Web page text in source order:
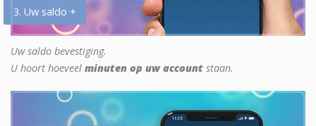
3. Uw saldo +
Uw saldo bevestiging.
U hoort hoeveel minuten op uw account staan.